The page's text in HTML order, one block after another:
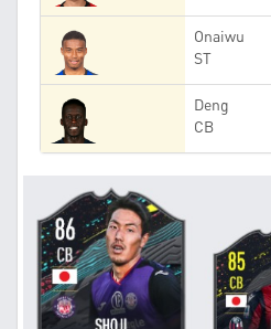
Onaiwu
ST
Deng
CB